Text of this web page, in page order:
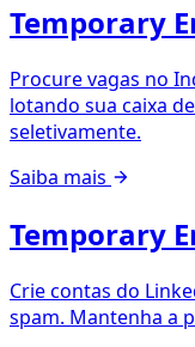
Temporary
Procure vagas no
lotando sua caixa
seletivamente.
Saiba mais
Temporary
Crie contas do
spam. Mantenha a